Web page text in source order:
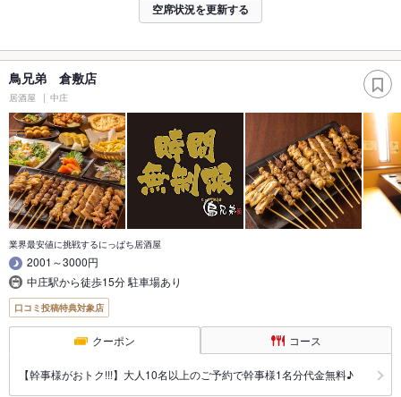
空席状況を更新する
鳥兄弟 倉敷店
居酒屋 中庄
業界最安値に挑戦するにっぱち居酒屋
2001～3000円
中庄駅から徒歩15分 駐車場あり
口コミ投稿特典対象店
クーポン コース
【幹事様がおトク!!!】大人10名以上のご予約で幹事様1名分代金無料♪